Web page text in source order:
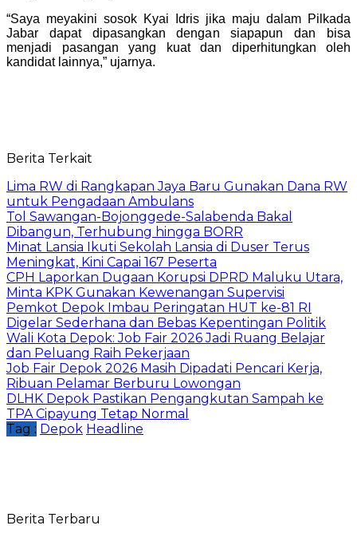
“Saya meyakini sosok Kyai Idris jika maju dalam Pilkada
Jabar dapat dipasangkan dengan siapapun dan bisa
menjadi pasangan yang kuat dan diperhitungkan oleh
kandidat lainnya,” ujarnya.
Berita Terkait
Lima RW di Rangkapan Jaya Baru Gunakan Dana RW
untuk Pengadaan Ambulans
Tol Sawangan-Bojonggede-Salabenda Bakal
Dibangun, Terhubung hingga BORR
Minat Lansia Ikuti Sekolah Lansia di Duser Terus
Meningkat, Kini Capai 167 Peserta
CPH Laporkan Dugaan Korupsi DPRD Maluku Utara,
Minta KPK Gunakan Kewenangan Supervisi
Pemkot Depok Imbau Peringatan HUT ke-81 RI
Digelar Sederhana dan Bebas Kepentingan Politik
Wali Kota Depok: Job Fair 2026 Jadi Ruang Belajar
dan Peluang Raih Pekerjaan
Job Fair Depok 2026 Masih Dipadati Pencari Kerja,
Ribuan Pelamar Berburu Lowongan
DLHK Depok Pastikan Pengangkutan Sampah ke
TPA Cipayung Tetap Normal
Tag : Depok Headline
Berita Terbaru